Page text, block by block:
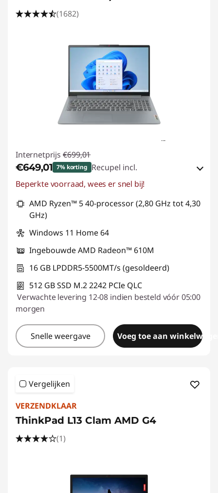
(1682)
Internetprijs €699,01
€649,01 7% korting Recupel incl.
eCoupon-besparingen :-€50,00
eCoupon gebruiken :SUMMER-SAVINGS
Beperkte voorraad, wees er snel bij!
AMD Ryzen™ 5 40-processor (2,80 GHz tot 4,30
GHz)
Windows 11 Home 64
Ingebouwde AMD Radeon™ 610M
16 GB LPDDR5-5500MT/s (gesoldeerd)
512 GB SSD M.2 2242 PCIe QLC
Verwachte levering 12-08 indien besteld vóór 05:00
morgen
Snelle weergave Voeg toe aan
Vergelijken
VERZENDKLAAR
ThinkPad L13 Clam AMD G4
(1)